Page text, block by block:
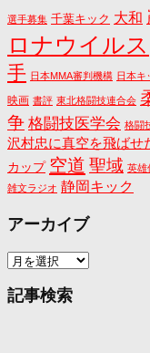
選手募集 千葉キック 大和
ロナウイルス
手 日本MMA審判機構 日本キ
映画 書評 東北格闘技連合会
争 格闘技医学会 格闘
沢村忠に真空を飛ばせ
カップ 空道 聖域 英雄
雑文ラジオ 静岡キック
アーカイブ
ア
カ
記事検索